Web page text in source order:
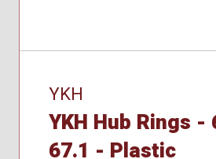
YKH
YKH Hub Rings -
67.1 - Plastic